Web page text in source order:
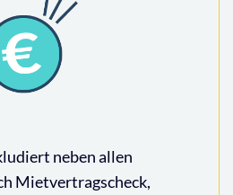
neben allen
Mietvertragscheck,